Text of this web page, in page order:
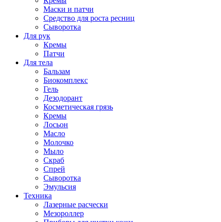
Маски и патчи
Средство для роста ресниц
Сыворотка
Для рук
Кремы
Патчи
Для тела
Бальзам
Биокомплекс
Гель
Дезодорант
Косметическая грязь
Кремы
Лосьон
Масло
Молочко
Мыло
Скраб
Спрей
Сыворотка
Эмульсия
Техника
Лазерные расчески
Мезороллер